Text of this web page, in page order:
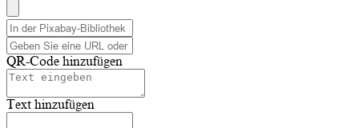
QR-Code hinzufügen
Text hinzufügen